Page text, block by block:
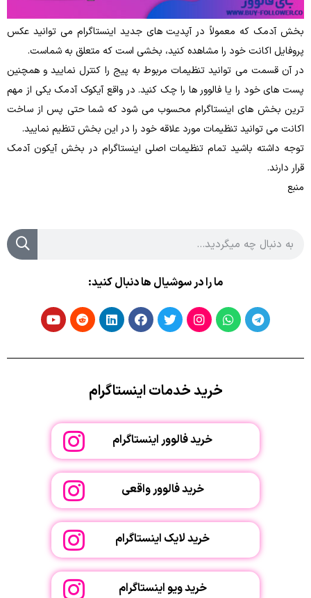
بخش آدمک که معمولاً در آپدیت های جدید اینستاگرام می ‌توانید عکس
پروفایل اکانت خود را مشاهده کنید، بخشی است که متعلق به شماست.
در آن قسمت می‌ توانید تنظیمات مربوط به پیج را کنترل نمایید و همچنین
پست‌ های خود را یا فالوور ها را چک کنید. در واقع آیکوک آدمک یکی از مهم
‌ترین بخش ‌های اینستاگرام محسوب می ‌شود که شما حتی پس‌ از ساخت
اکانت می ‌توانید تنظیمات مورد علاقه خود را در این بخش تنظیم نمایید.
توجه داشته باشید تمام تنظیمات اصلی اینستاگرام در بخش آیکون آدمک
قرار دارند.
منبع
ما را در سوشیال ها دنبال کنید:
خرید خدمات اینستاگرام
خرید فالوور اینستاگرام
خرید فالوور واقعی
خرید لایک اینستاگرام
خرید ویو اینستاگرام